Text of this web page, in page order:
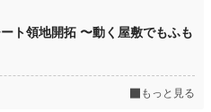
ト領地開拓 〜動く屋敷でもふも
もっと見る